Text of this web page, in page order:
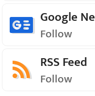
Google
Follow
RSS Feed
Follow